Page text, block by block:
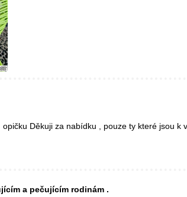
opičku Děkuji za nabídku , pouze ty které jsou k
a pečujícím rodinám .